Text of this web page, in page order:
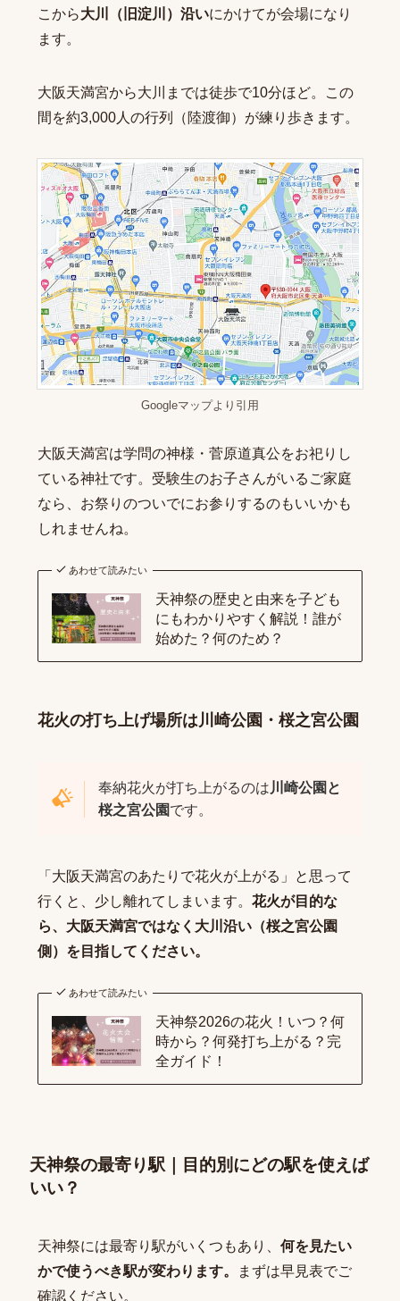
こから大川（旧淀川）沿いにかけてが会場になり
ます。
大阪天満宮から大川までは徒歩で10分ほど。この
間を約3,000人の行列（陸渡御）が練り歩きます。
Googleマップより引用
大阪天満宮は学問の神様・菅原道真公をお祀りし
ている神社です。受験生のお子さんがいるご家庭
なら、お祭りのついでにお参りするのもいいかも
しれませんね。
あわせて読みたい
天神祭の歴史と由来を子ども
にもわかりやすく解説！誰が
始めた？何のため？
花火の打ち上げ場所は川崎公園・桜之宮公園
奉納花火が打ち上がるのは 川崎公園と
桜之宮公園です。
「大阪天満宮のあたりで花火が上がる」と思って
行くと、少し離れてしまいます。 花火が目的な
ら、大阪天満宮ではなく大川沿い（桜之宮公園
側）を目指してください。
あわせて読みたい
天神祭2026の花火！いつ？何
時から？何発打ち上がる？完
全ガイド！
天神祭の最寄り駅｜目的別にどの駅を使えば
いい？
天神祭には最寄り駅がいくつもあり、 何を見たい
かで使うべき駅が変わります。
まずは早見表でご
確認ください。